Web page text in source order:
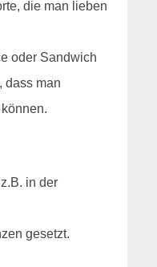
die man lieben
oder Sandwich
dass man
in der
gesetzt.